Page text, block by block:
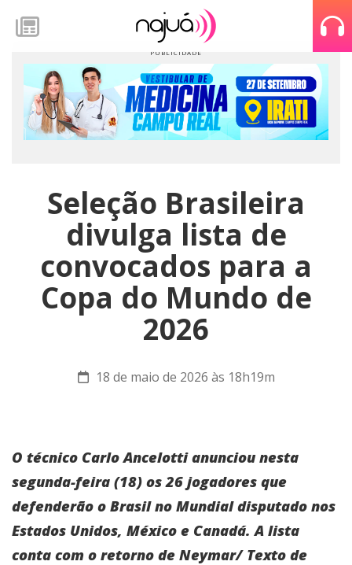
Seleção Brasileira
divulga lista de
convocados para a
Copa do Mundo de
2026
18 de maio de 2026 às 18h19m
O técnico Carlo Ancelotti anunciou nesta
segunda-feira (18) os 26 jogadores que
defenderão o Brasil no Mundial disputado nos
Estados Unidos, México e Canadá. A lista
conta com o retorno de Neymar/ Texto de